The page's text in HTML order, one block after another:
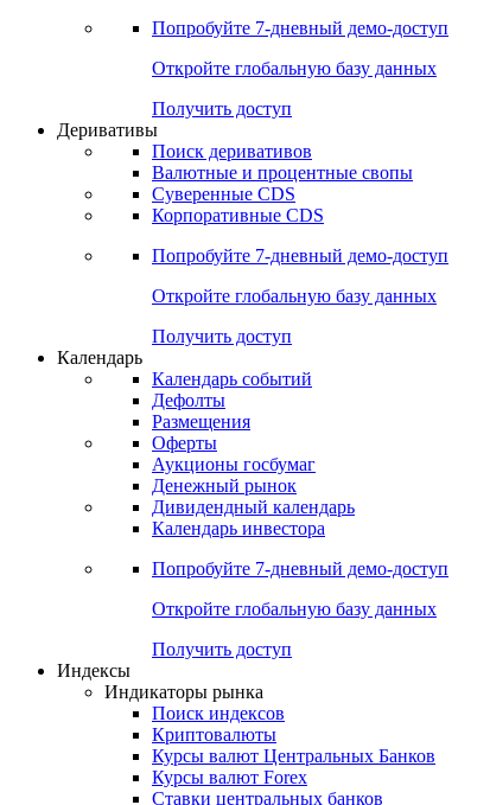
Попробуйте 7-дневный демо-доступ
Откройте глобальную базу данных
Получить доступ
Деривативы
Поиск деривативов
Валютные и процентные свопы
Суверенные CDS
Корпоративные CDS
Попробуйте 7-дневный демо-доступ
Откройте глобальную базу данных
Получить доступ
Календарь
Календарь событий
Дефолты
Размещения
Оферты
Аукционы госбумаг
Денежный рынок
Дивидендный календарь
Календарь инвестора
Попробуйте 7-дневный демо-доступ
Откройте глобальную базу данных
Получить доступ
Индексы
Индикаторы рынка
Поиск индексов
Криптовалюты
Курсы валют Центральных Банков
Курсы валют Forex
Ставки центральных банков